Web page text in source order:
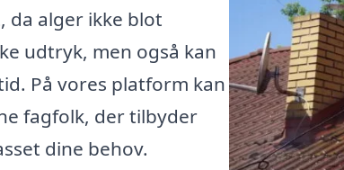
da alger ikke blot
udtryk, men også kan
På vores platform kan
fagfolk, der tilbyder
dine behov.